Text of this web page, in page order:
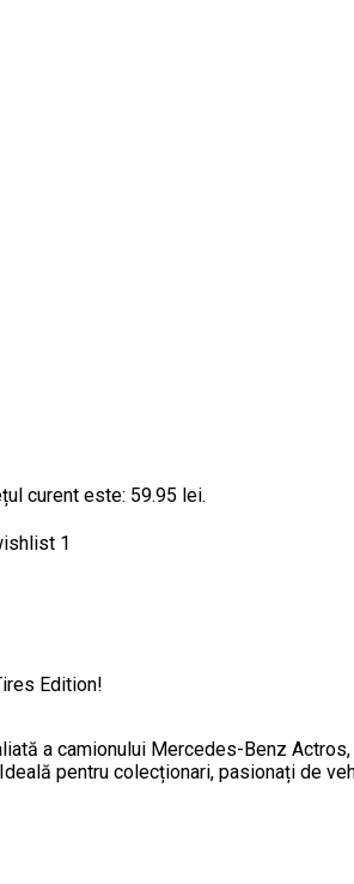
curent este: 59.95 lei.
1
Edition!
a camionului Mercedes-Benz
pentru colecționari, pasionați de